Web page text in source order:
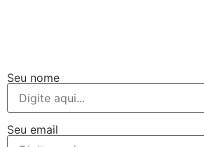
Seu nome
Seu email